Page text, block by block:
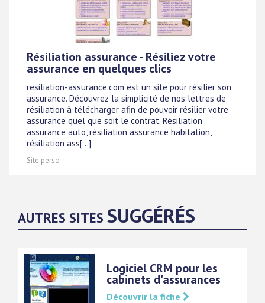
Résiliation assurance - Résiliez votre
assurance en quelques clics
resiliation-assurance.com est un site pour résilier son
assurance. Découvrez la simplicité de nos lettres de
résiliation à télécharger afin de pouvoir résilier votre
assurance quel que soit le contrat. Résiliation
assurance auto, résiliation assurance habitation,
résiliation ass[...]
Site perso
AUTRES SITES SUGGÉRÉS
Logiciel CRM pour les
cabinets d'assurances
Découvrir la fiche